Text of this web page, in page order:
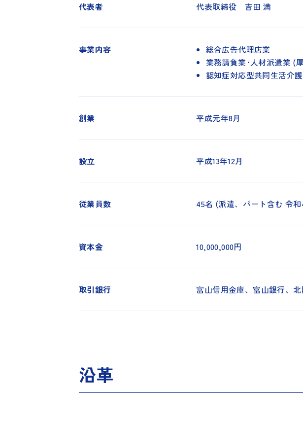
代表者 代表取締役 吉田 満
事業内容
総合広告代理店業
業務請負業･人材派遣業 (
認知症対応型共同生活介
創業 平成元年8月
設立 平成13年12月
従業員数 45名 (派遣、パート含む 令
資本金 10,000,000円
取引銀行 富山信用金庫、富山銀行、
沿革